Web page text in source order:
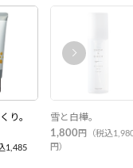
くり。
1,485
雪と白樺。
1,800 円（税込
円）